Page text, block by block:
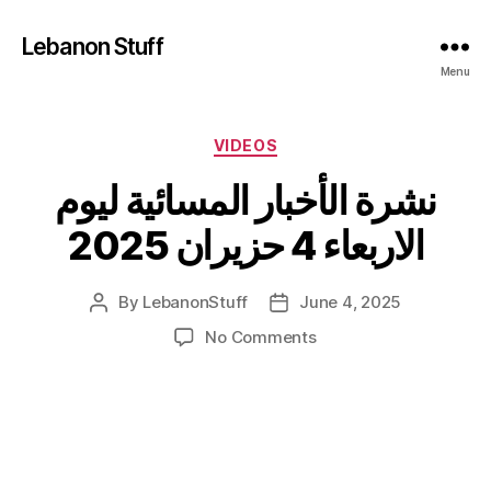
Lebanon Stuff
Menu
Categories
VIDEOS
نشرة الأخبار المسائية ليوم
الاربعاء 4 حزيران 2025
Post
By LebanonStuff
PostJune 4, 2025
No Commentson